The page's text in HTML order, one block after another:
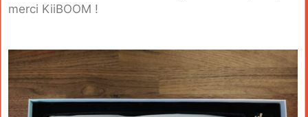
merci KiiBOOM !